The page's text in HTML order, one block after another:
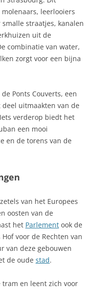
leerlooiers
straatjes, kanalen
uit de
combinatie van water,
zorgt voor een bijna
Ponts Couverts, een
uitmaakten van de
verderop biedt het
een mooi
en de torens van de
van het Europees
oosten van de
het Parlement ook de
voor de Rechten van
van deze gebouwen
de oude stad.
en leent zich voor